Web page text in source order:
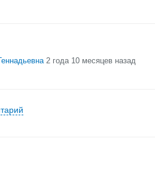
2 года 10 месяцев назад